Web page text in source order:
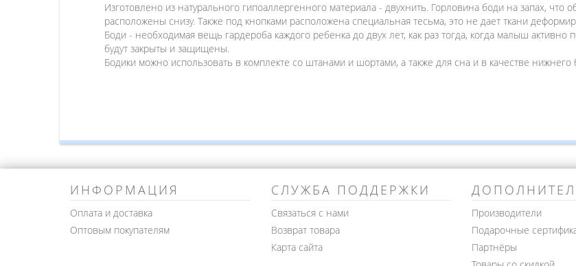
Изготовлено из натурального гипоаллергенного материала - двухнить. Горловина боди на запах, что
расположены снизу. Также под кнопками расположена специальная тесьма, это не дает ткани
Боди - необходимая вещь гардероба каждого ребенка до двух лет, как раз тогда, когда малыш
будут закрыты и защищены.
Бодики можно использовать в комплекте со штанами и шортами, а также для сна и в качестве нижнего
ИНФОРМАЦИЯ
Оплата и доставка
Оптовым покупателям
СЛУЖБА ПОДДЕРЖКИ
Связаться с нами
Возврат товара
Карта сайта
Производители
Подарочные
Партнёры